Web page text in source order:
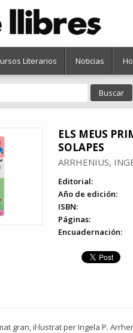
Literarios Noticias
ELS MEUS
SOLAPES
ARRHENIUS,
Editorial:
Año de edición:
ISBN:
Páginas:
Encuadernación:
gran, il·lustrat per Ingela P.